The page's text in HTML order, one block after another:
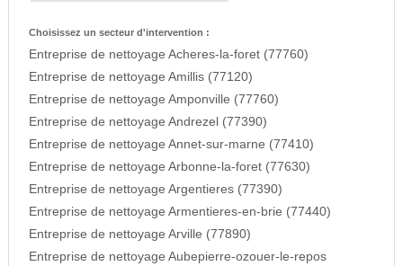
Choisissez un secteur d'intervention :
Entreprise de nettoyage Acheres-la-foret (77760)
Entreprise de nettoyage Amillis (77120)
Entreprise de nettoyage Amponville (77760)
Entreprise de nettoyage Andrezel (77390)
Entreprise de nettoyage Annet-sur-marne (77410)
Entreprise de nettoyage Arbonne-la-foret (77630)
Entreprise de nettoyage Argentieres (77390)
Entreprise de nettoyage Armentieres-en-brie (77440)
Entreprise de nettoyage Arville (77890)
Entreprise de nettoyage Aubepierre-ozouer-le-repos